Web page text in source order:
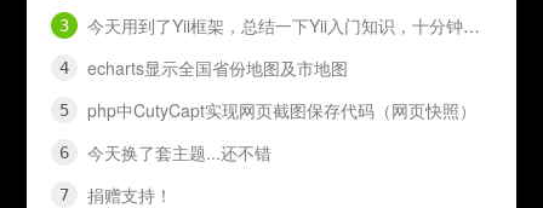
今天用到了Yii框架，总结一下Yii入门知识，十分钟入门Yii
echarts显示全国省份地图及市地图
php中CutyCapt实现网页截图保存代码（网页快照）
今天换了套主题...还不错
捐赠支持！